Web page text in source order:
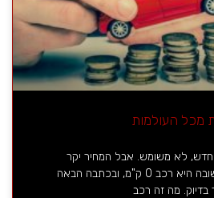
חדש, לא משומש. אבל המחיר יקר
לכם – מה עושים? התשובה היא רכב 0 ק"מ, ובכתבה הבאה
מה זה רכב